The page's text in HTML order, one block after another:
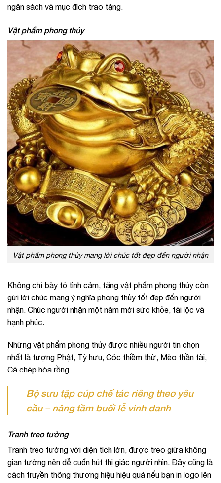
ngân sách và mục đích trao tặng.
Vật phẩm phong thủy
Vật phẩm phong thủy mang lời chúc tốt đẹp đến người nhận
Không chỉ bày tỏ tình cảm, tặng vật phẩm phong thủy còn
gửi lời chúc mang ý nghĩa phong thủy tốt đẹp đến người
nhận. Chúc người nhận một năm mới sức khỏe, tài lộc và
hạnh phúc.
Những vật phẩm phong thủy được nhiều người tin chọn
nhất là tượng Phật, Tỳ hưu, Cóc thiềm thừ, Mèo thần tài,
Cá chép hóa rồng…
Bộ sưu tập cúp chế tác riêng theo yêu
cầu – nâng tầm buổi lễ vinh danh
Tranh treo tường
Tranh treo tường với diện tích lớn, được treo giữa không
gian tường nên dễ cuốn hút thị giác người nhìn. Đây cũng là
cách truyền thông thương hiệu hiệu quả nếu bạn in logo lên